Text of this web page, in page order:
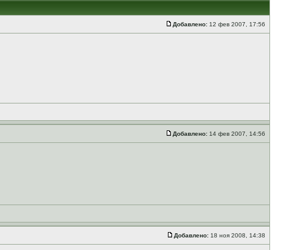
Добавлено: 12 фев 2007, 17:56
Добавлено: 14 фев 2007, 14:56
Добавлено: 18 ноя 2008, 14:38